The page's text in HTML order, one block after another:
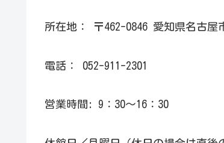
所在地： 〒462-0846 愛知県名古屋
電話： 052-911-2301
営業時間: 9：30～16：30